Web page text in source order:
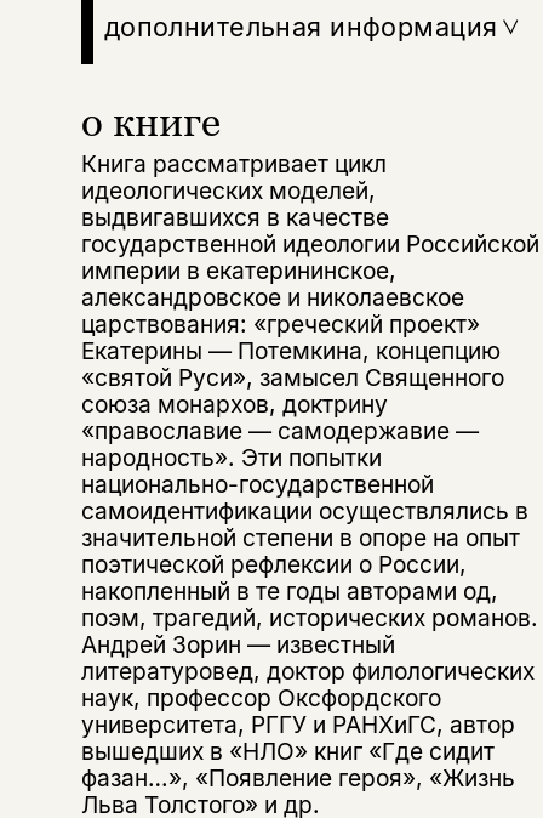
о книге
Книга рассматривает цикл
идеологических моделей,
выдвигавшихся в качестве
государственной идеологии Российской
империи в екатерининское,
александровское и николаевское
царствования: «греческий проект»
Екатерины — Потемкина, концепцию
«святой Руси», замысел Священного
союза монархов, доктрину
«православие — самодержавие —
народность». Эти попытки
национально-государственной
самоидентификации осуществлялись в
значительной степени в опоре на опыт
поэтической рефлексии о России,
накопленный в те годы авторами од,
поэм, трагедий, исторических романов.
Андрей Зорин — известный
литературовед, доктор филологических
наук, профессор Оксфордского
университета, РГГУ и РАНХиГС, автор
вышедших в «НЛО» книг «Где сидит
фазан…», «Появление героя», «Жизнь
Льва Толстого» и др.
дополнительная информация
Подписка на рассылку
Раз в неделю мы отправляем рассылку
о книгах и событиях «НЛО».
Этой книги временно
нет в продаже.
Вы можете подписаться на
уведомления, и при поступлении книги